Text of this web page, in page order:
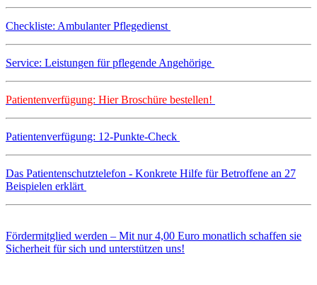
Checkliste: Ambulanter Pflegedienst
Service: Leistungen für pflegende Angehörige
Patientenverfügung: Hier Broschüre bestellen!
Patientenverfügung: 12-Punkte-Check
Das Patientenschutztelefon - Konkrete Hilfe für Betroffene an 27
Beispielen erklärt
Fördermitglied werden – Mit nur 4,00 Euro monatlich schaffen sie
Sicherheit für sich und unterstützen uns!